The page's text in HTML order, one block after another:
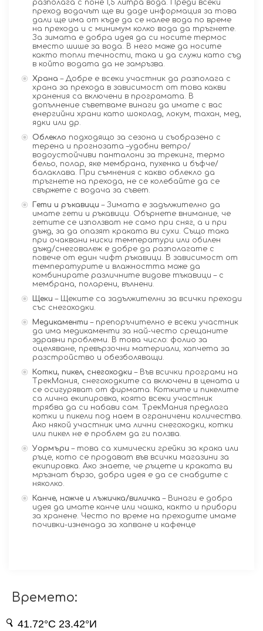
разполага с поне 1,5 литра вода. Преди всеки
преход водачът ще ви даде информация за това
дали ще има от къде да се налее вода по време
на прехода и с минимум колко вода да тръгнете.
За зимата е добра идея да си носите термос
вместо шише за вода. В него може да носите
както топли течности, така и да служи като съд
в който водата да не замръзва.
Храна – Добре е всеки участник да разполага с
храна за прехода в зависимост от това какви
хранения са включени в програмата. В
допълнение съветваме винаги да имате с вас
енергийни храни като шоколад, локум, тахан, мед,
ядки или др.
Облекло подходящо за сезона и съобразено с
терена и прогнозата –удобни ветро/
водоустойчиви панталони за трекинг, термо
бельо, полар, яке мембрана, пухенка и бъфче/
балаклава. При съмнения с какво облекло да
тръгнете на прехода, не се колебайте да се
свържете с водача за съвет.
Гети и ръкавици – Зимата е задължително да
имате гети и ръкавици. Обърнете внимание, че
гетите се използват не само при сняг, а и при
дъжд, за да опазят краката ви сухи. Също така
при очаквани ниски температури или обилен
дъжд/снеговалеж е добре да разполагате с
повече от един чифт ръкавици. В зависимост от
температурите и влажността може да
комбинирате различните видове тъкавици – с
мембрана, поларени, вълнени.
Щеки – Щеките са задължителни за всички преходи
със снегоходки.
Медикаменти – препоръчително е всеки участник
да има медикаменти за най-често срещаните
здравни проблеми. В това число: фолио за
оцеляване, превързочни материали, хапчета за
разстройство и обезболяващи.
Котки, пикел, снегоходки – Във всички програми на
ТрекМания, снегоходките са включени в цената и
се осигуряват от фирмата. Котките и пикелите
са лична екипировка, която всеки участник
трябва да си набави сам. ТрекМания предлага
котки и пикели под наем в ограничени количества.
Ако някой участник има лични снегоходки, котки
или пикел не е проблем да ги ползва.
Уормъри – това са химически грейки за крака или
ръце, кото се продават във всички магазини за
екипировка. Ако знаете, че ръцете и краката ви
мръзнат бързо, добра идея е да се снабдите с
няколко.
Канче, ножче и лъжичка/виличка – Винаги е добра
идея да имате канче или чашка, както и прибори
за хранене. Често по време на преходите имаме
почивки-изненада за хапване и кафенце
Времето: